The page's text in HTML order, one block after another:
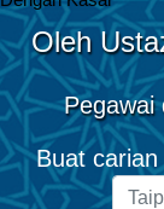
Oleh
Pegawai
Buat